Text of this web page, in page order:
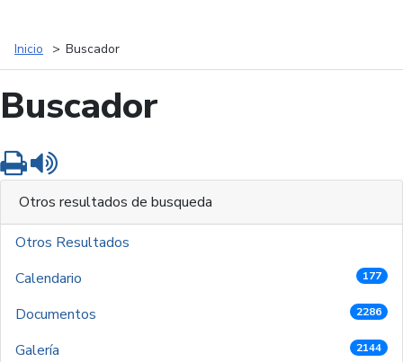
Inicio Buscador
Buscador
Imprimir
Otros resultados de busqueda
Otros Resultados
Calendario
177
Documentos 2286
Galería 2144